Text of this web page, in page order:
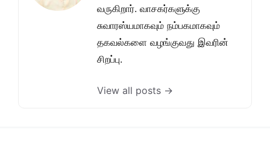
வருகிறார். வாசகர்களுக்கு
சுவாரஸ்யமாகவும் நம்பகமாகவும்
தகவல்களை வழங்குவது இவரின்
சிறப்பு.
View all posts →